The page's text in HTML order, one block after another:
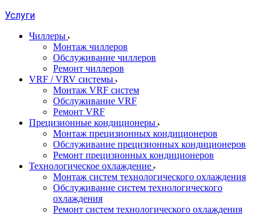
Услуги
Чиллеры
Монтаж чиллеров
Обслуживание чиллеров
Ремонт чиллеров
VRF / VRV системы
Монтаж VRF систем
Обслуживание VRF
Ремонт VRF
Прецизионные кондиционеры
Монтаж прецизионных кондиционеров
Обслуживание прецизионных кондиционеров
Ремонт прецизионных кондиционеров
Технологическое охлаждение
Монтаж систем технологического охлаждения
Обслуживание систем технологического
охлаждения
Ремонт систем технологического охлаждения